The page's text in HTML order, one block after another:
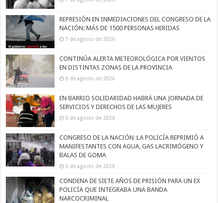
REPRESIÓN EN INMEDIACIONES DEL CONGRESO DE LA
NACIÓN: MÁS DE 1500 PERSONAS HERIDAS
7 de agosto de 2026
CONTINÚA ALERTA METEOROLÓGICA POR VIENTOS
EN DISTINTAS ZONAS DE LA PROVINCIA
6 de agosto de 2026
EN BARRIO SOLIDARIDAD HABRÁ UNA JORNADA DE
SERVICIOS Y DERECHOS DE LAS MUJERES
6 de agosto de 2026
CONGRESO DE LA NACIÓN :LA POLICÍA REPRIMIÓ A
MANIFESTANTES CON AGUA, GAS LACRIMÓGENO Y
BALAS DE GOMA
6 de agosto de 2026
CONDENA DE SIETE AÑOS DE PRISIÓN PARA UN EX
POLICÍA QUE INTEGRABA UNA BANDA
NARCOCRIMINAL